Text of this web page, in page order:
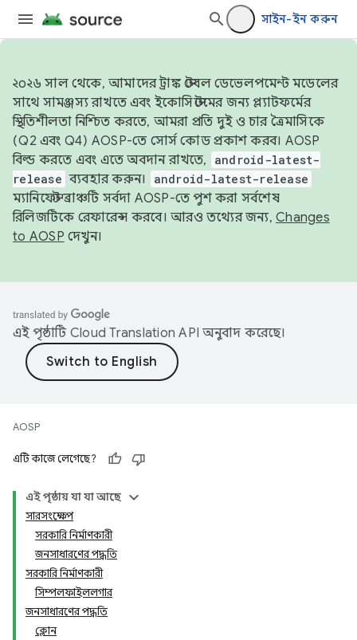
সাইন-ইন করুন
২০২৬ সাল থেকে, আমাদের ট্রাঙ্ক স্টেবল ডেভেলপমেন্ট মডেলের
সাথে সামঞ্জস্য রাখতে এবং ইকোসিস্টেমের জন্য প্ল্যাটফর্মের
স্থিতিশীলতা নিশ্চিত করতে, আমরা প্রতি দুই ও চার ত্রৈমাসিকে
(Q2 এবং Q4) AOSP-তে সোর্স কোড প্রকাশ করব। AOSP
বিল্ড করতে এবং এতে অবদান রাখতে,
android-latest-
release ব্যবহার করুন। android-latest-release
ম্যানিফেস্ট ব্রাঞ্চটি সর্বদা AOSP-তে পুশ করা সর্বশেষ
রিলিজটিকে রেফারেন্স করবে। আরও তথ্যের জন্য, Changes
to AOSP দেখুন।
এই পৃষ্ঠাটি Cloud Translation API অনুবাদ করেছে।
AOSP
এটি কাজে লেগেছে?
এই পৃষ্ঠায় যা যা আছে
সারসংক্ষেপ
সরকারি নির্মাণকারী
জনসাধারণের পদ্ধতি
সরকারি নির্মাণকারী
সিম্পলফাইললগার
জনসাধারণের পদ্ধতি
ক্লোন